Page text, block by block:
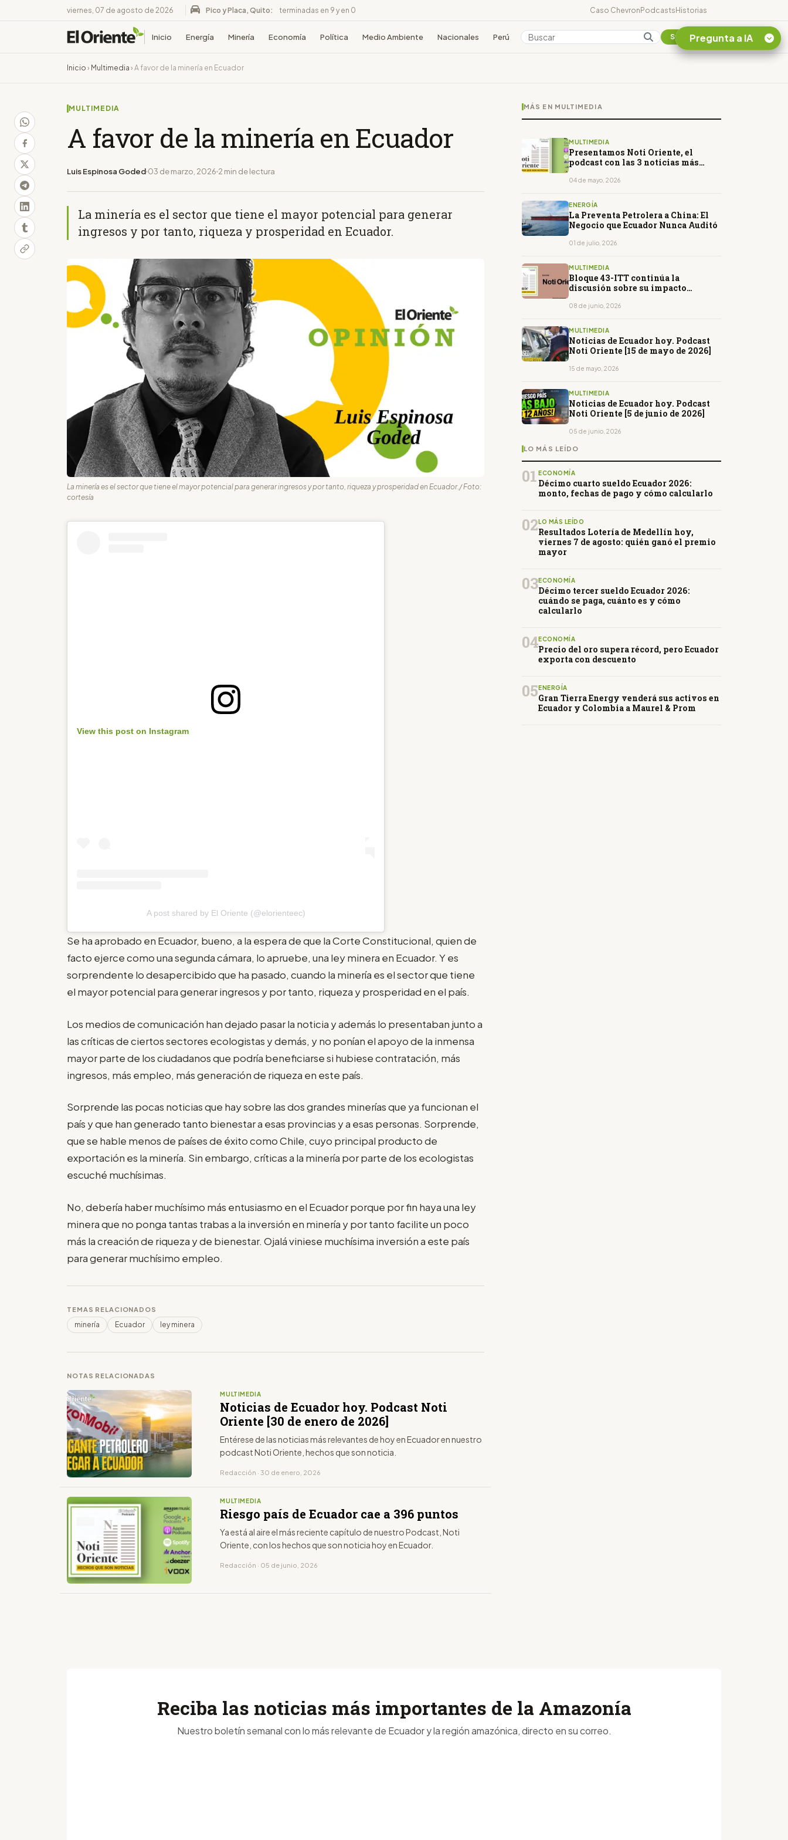
viernes, 07 de agosto de 2026 Pico y Placa, Quito: terminadas en 9 y en 0 Caso ChevronPodcastsHistorias
Inicio Energía Minería Economía Política Medio Ambiente Nacionales Perú Colombia Suscribirse
Inicio › Multimedia › A favor de la minería en Ecuador
MULTIMEDIA
A favor de la minería en Ecuador
Luis Espinosa Goded 03 de marzo, 2026 2 min de lectura
La minería es el sector que tiene el mayor potencial para generar
ingresos y por tanto, riqueza y prosperidad en Ecuador.
La minería es el sector que tiene el mayor potencial para generar ingresos y por tanto, riqueza y prosperidad en Ecuador./ Foto:
cortesía
View this post on Instagram
A post shared by El Oriente (@elorienteec)
Se ha aprobado en Ecuador, bueno, a la espera de que la Corte Constitucional, quien de
facto ejerce como una segunda cámara, lo apruebe, una ley minera en Ecuador. Y es
sorprendente lo desapercibido que ha pasado, cuando la minería es el sector que tiene
el mayor potencial para generar ingresos y por tanto, riqueza y prosperidad en el país.
Los medios de comunicación han dejado pasar la noticia y además lo presentaban junto a
las críticas de ciertos sectores ecologistas y demás, y no ponían el apoyo de la inmensa
mayor parte de los ciudadanos que podría beneficiarse si hubiese contratación, más
ingresos, más empleo, más generación de riqueza en este país.
Sorprende las pocas noticias que hay sobre las dos grandes minerías que ya funcionan el
país y que han generado tanto bienestar a esas provincias y a esas personas. Sorprende,
que se hable menos de países de éxito como Chile, cuyo principal producto de
exportación es la minería. Sin embargo, críticas a la minería por parte de los ecologistas
escuché muchísimas.
No, debería haber muchísimo más entusiasmo en el Ecuador porque por fin haya una ley
minera que no ponga tantas trabas a la inversión en minería y por tanto facilite un poco
más la creación de riqueza y de bienestar. Ojalá viniese muchísima inversión a este país
para generar muchísimo empleo.
TEMAS RELACIONADOS
minería Ecuador ley minera
NOTAS RELACIONADAS
MULTIMEDIA
Noticias de Ecuador hoy. Podcast Noti
Oriente [30 de enero de 2026]
Entérese de las noticias más relevantes de hoy en Ecuador en nuestro
podcast Noti Oriente, hechos que son noticia.
Redacción · 30 de enero, 2026
MULTIMEDIA
Riesgo país de Ecuador cae a 396 puntos
Ya está al aire el más reciente capítulo de nuestro Podcast, Noti
Oriente, con los hechos que son noticia hoy en Ecuador.
Redacción · 05 de junio, 2026
MÁS EN MULTIMEDIA
MULTIMEDIA
Presentamos Noti Oriente, el
podcast con las 3 noticias más
Amazonía de Ecuador, en un
04 de mayo, 2026
ENERGÍA
La Preventa Petrolera a China: El
Negocio que Ecuador Nunca Auditó
01 de julio, 2026
MULTIMEDIA
Bloque 43-ITT continúa la
discusión sobre su impacto
08 de junio, 2026
MULTIMEDIA
Noticias de Ecuador hoy. Podcast
Noti Oriente [15 de mayo de 2026]
15 de mayo, 2026
MULTIMEDIA
Noticias de Ecuador hoy. Podcast
Noti Oriente [5 de junio de 2026]
05 de junio, 2026
LO MÁS LEÍDO
01 ECONOMÍA
Décimo cuarto sueldo Ecuador 2026:
monto, fechas de pago y cómo calcularlo
02 LO MÁS LEÍDO
Resultados Lotería de Medellín hoy,
viernes 7 de agosto: quién ganó el premio
mayor
03ECONOMÍA
Décimo tercer sueldo Ecuador 2026:
cuándo se paga, cuánto es y cómo
calcularlo
04ECONOMÍA
Precio del oro supera récord, pero Ecuador
exporta con descuento
05 ENERGÍA
Gran Tierra Energy venderá sus activos en
Ecuador y Colombia a Maurel & Prom
Pregunta a IA
¿En que consiste la
Reciba las noticias más importantes de la Amazonía
Nuestro boletín semanal con lo más relevante de Ecuador y la región amazónica, directo en su correo.